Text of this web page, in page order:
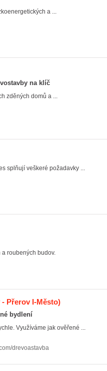
a ...
na klíč
zděných domů a ...
splňují veškeré požadavky ...
roubených budov.
Přerov I-Město)
bydlení
Využíváme jak ověřené ...
drevoastavba